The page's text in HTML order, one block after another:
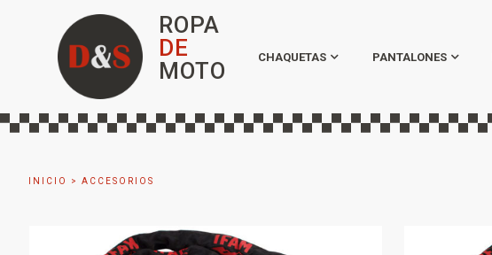
ROPA
DE
MOTO
CHAQUETAS PANTALONES
INICIO > ACCESORIOS